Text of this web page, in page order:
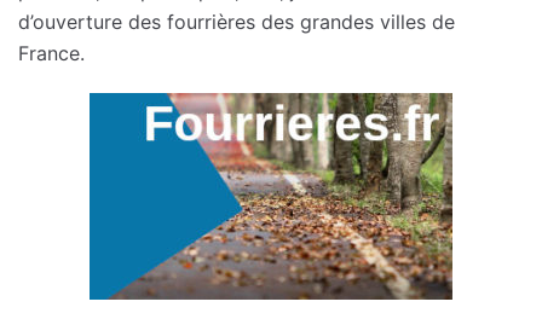
d’ouverture des fourrières des grandes villes de
France.